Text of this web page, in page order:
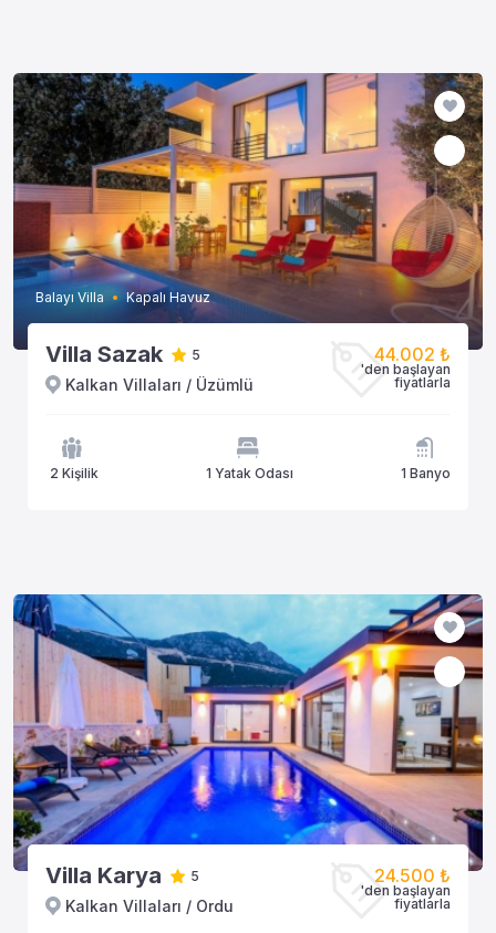
Balayı Villa Kapalı Havuz
Villa Sazak 5
Kalkan Villaları / Üzümlü
44.002 ₺
'den başlayan
fiyatlarla
2 Kişilik 1 Yatak Odası 1 Banyo
Villa Karya 5
Kalkan Villaları / Ordu
24.500 ₺
'den başlayan
fiyatlarla